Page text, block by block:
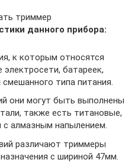
триммер
данного прибора:
к которым относятся
электросети, батареек,
типа питания.
они могут быть выполнены
также есть титановые,
с алмазным напылением.
различают триммеры
с шириной 47мм.